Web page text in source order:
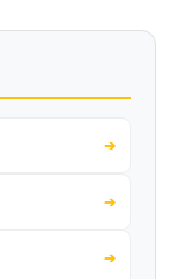
➔
➔
➔